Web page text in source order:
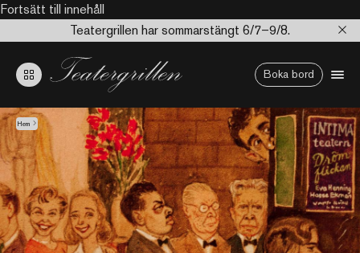
Fortsätt till innehåll
Teatergrillen har sommarstängt 6/7–9/8.
Boka bord
Hem